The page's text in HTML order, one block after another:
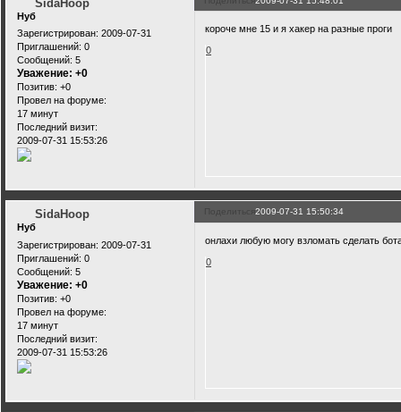
SidaHoop
Нуб
Зарегистрирован: 2009-07-31
Приглашений: 0
Сообщений: 5
Уважение: +0
Позитив: +0
Провел на форуме:
17 минут
Последний визит:
2009-07-31 15:53:26
короче мне 15 и я хакер на разные проги
0
Поделиться2009-07-31 15:50:34
SidaHoop
Нуб
Зарегистрирован: 2009-07-31
Приглашений: 0
Сообщений: 5
Уважение: +0
Позитив: +0
Провел на форуме:
17 минут
Последний визит:
2009-07-31 15:53:26
онлахи любую могу взломать сделать
0